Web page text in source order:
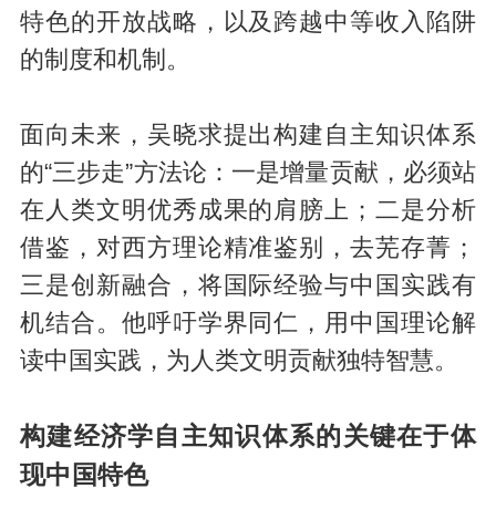
特色的开放战略，以及跨越中等收入陷阱
的制度和机制。
面向未来，吴晓求提出构建自主知识体系
的“三步走”方法论：一是增量贡献，必须站
在人类文明优秀成果的肩膀上；二是分析
借鉴，对西方理论精准鉴别，去芜存菁；
三是创新融合，将国际经验与中国实践有
机结合。他呼吁学界同仁，用中国理论解
读中国实践，为人类文明贡献独特智慧。
构建经济学自主知识体系的关键在于体
现中国特色